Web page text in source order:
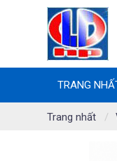
TRANG
Trang nhất